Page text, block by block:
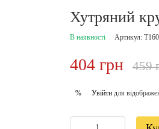
Хутряний
В наявності Артикул:
404 грн 459
% Увійтидля